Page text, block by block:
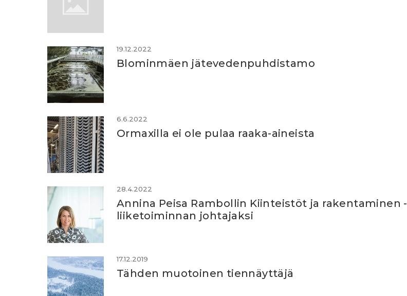
19.12.2022
Blominmäen jätevedenpuhdistamo
6.6.2022
Ormaxilla ei ole pulaa raaka-aineista
28.4.2022
Annina Peisa Rambollin Kiinteistöt ja rakentaminen -
liiketoiminnan johtajaksi
17.12.2019
Tähden muotoinen tiennäyttäjä